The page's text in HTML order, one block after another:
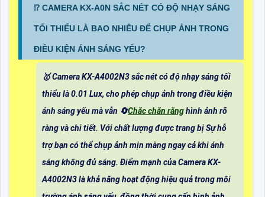
⁉️ CAMERA KX-A0N SẮC NÉT CÓ ĐỘ NHẠY SÁNG
TỐI THIỂU LÀ BAO NHIÊU ĐỂ CHỤP ẢNH TRONG
ĐIỀU KIỆN ÁNH SÁNG YẾU?
🥇 Camera KX-A4002N3 sắc nét có độ nhạy sáng tối
thiểu là 0.01 Lux, cho phép chụp ảnh trong điều kiện
ánh sáng yếu mà vẫn 🔄Chắc chắn rằnghình ảnh rõ
ràng và chi tiết. Với chất lượng được trang bị Sự hỗ
trợ bạn có thể chụp ảnh mịn màng ngay cả khi ánh
sáng không đủ sáng. Điểm mạnh của Camera KX-
A4002N3 là khả năng hoạt động hiệu quả trong môi